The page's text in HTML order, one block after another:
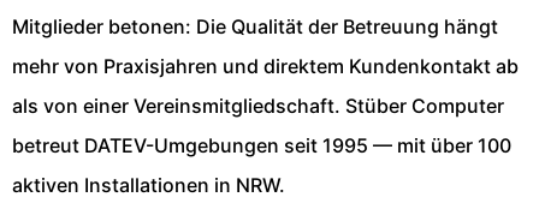
Mitglieder betonen: Die Qualität der Betreuung hängt
mehr von Praxisjahren und direktem Kundenkontakt ab
als von einer Vereinsmitgliedschaft. Stüber Computer
betreut DATEV-Umgebungen seit 1995 — mit über 100
aktiven Installationen in NRW.